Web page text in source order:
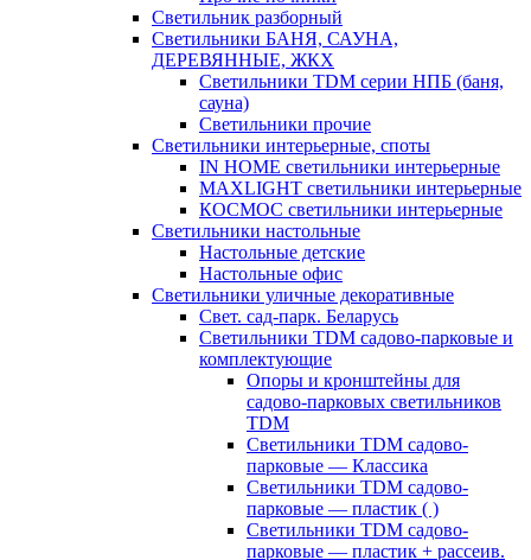
Светильник разборный
Светильники БАНЯ, САУНА,
ДЕРЕВЯННЫЕ, ЖКХ
Светильники TDM серии НПБ (баня,
сауна)
Светильники прочие
Светильники интерьерные, споты
IN HOME светильники интерьерные
MAXLIGHT светильники интерьерные
КОСМОС светильники интерьерные
Светильники настольные
Настольные детские
Настольные офис
Светильники уличные декоративные
Свет. сад-парк. Беларусь
Светильники TDM садово-парковые и
комплектующие
Опоры и кронштейны для
садово-парковых светильников
TDM
Светильники TDM садово-
парковые — Классика
Светильники TDM садово-
парковые — пластик ( )
Светильники TDM садово-
парковые — пластик + рассеив.